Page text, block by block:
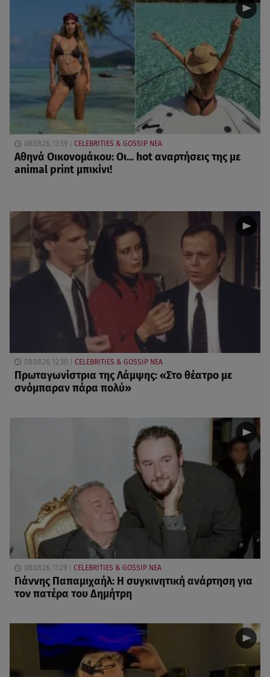
08.08.26, 13:59 CELEBRITIES & GOSSIP ΝΕΑ
Αθηνά Οικονομάκου: Οι... hot αναρτήσεις της με
animal print μπικίνι!
08.08.26, 12:30 CELEBRITIES & GOSSIP ΝΕΑ
Πρωταγωνίστρια της Λάμψης: «Στο θέατρο με
σνόμπαραν πάρα πολύ»
08.08.26, 11:29 CELEBRITIES & GOSSIP ΝΕΑ
Γιάννης Παπαμιχαήλ: Η συγκινητική ανάρτηση για
τον πατέρα του Δημήτρη